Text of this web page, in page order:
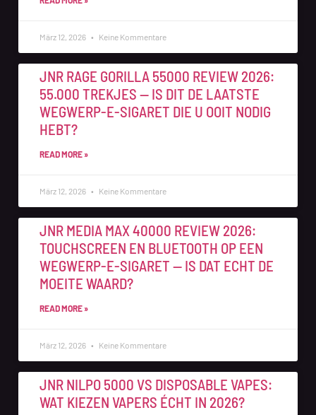
März 12, 2026 Keine Kommentare
JNR RAGE GORILLA 55000 REVIEW 2026:
55.000 TREKJES — IS DIT DE LAATSTE
WEGWERP-E-SIGARET DIE U OOIT NODIG
HEBT?
READ MORE »
März 12, 2026 Keine Kommentare
JNR MEDIA MAX 40000 REVIEW 2026:
TOUCHSCREEN EN BLUETOOTH OP EEN
WEGWERP-E-SIGARET — IS DAT ECHT DE
MOEITE WAARD?
READ MORE »
März 12, 2026 Keine Kommentare
JNR NILPO 5000 VS DISPOSABLE VAPES:
WAT KIEZEN VAPERS ÉCHT IN 2026?